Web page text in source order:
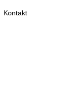
Kontakt